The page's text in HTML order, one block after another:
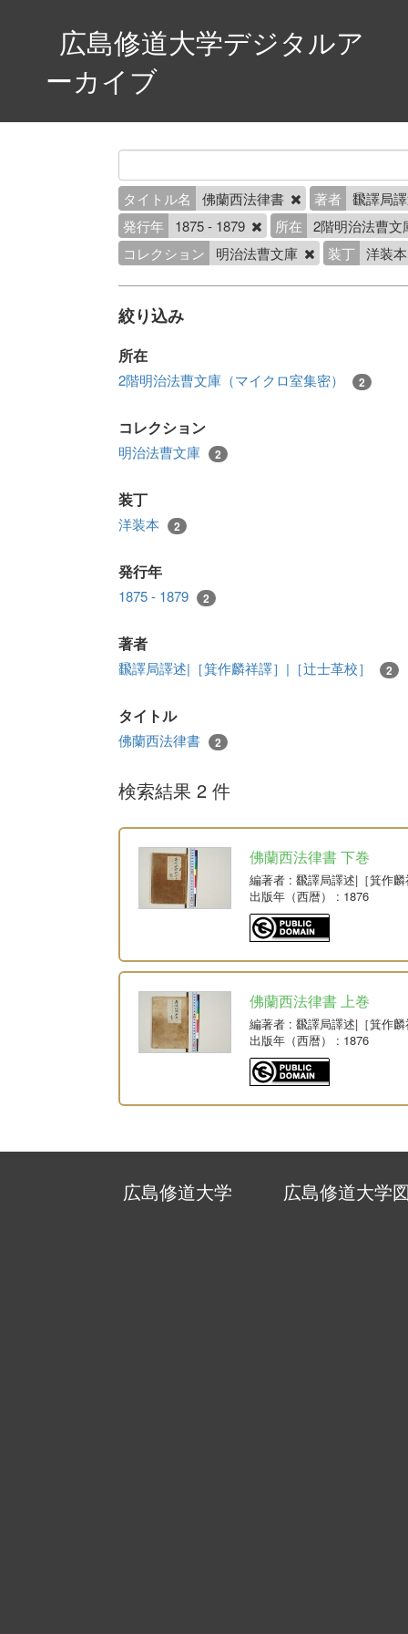
広島修道大学デジタルア
ーカイブ
タイトル名 佛蘭西法律書 著者
飜譯局
発行年
1875 - 1879 所在
2階明治法曹
コレクション
明治法曹文庫 装丁 洋装
絞り込み
所在
2階明治法曹文庫（マイクロ室集密） 2
コレクション
明治法曹文庫 2
装丁
洋装本 2
発行年
1875 - 1879 2
著者
飜譯局譯述|［箕作麟祥譯］|［辻士革校］ 2
タイトル
佛蘭西法律書 2
検索結果 2 件
佛蘭西法律書 下巻
編著者 : 飜譯局譯述|［箕作
出版年（西暦）
: 1876
佛蘭西法律書 上巻
編著者 : 飜譯局譯述|［箕作
出版年（西暦）
: 1876
広島修道大学 広島修道大学